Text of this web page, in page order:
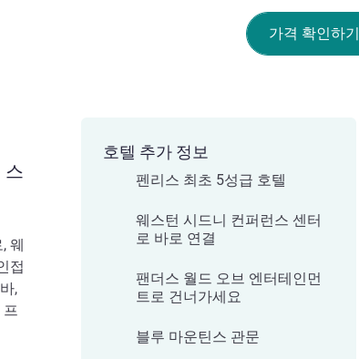
가격 확인하기
스
웨
접
,
프
호텔 추가 정보
펜리스 최초 5성급 호텔
웨스턴 시드니 컨퍼런스 센터
로 바로 연결
팬더스 월드 오브 엔터테인먼
트로 건너가세요
블루 마운틴스 관문